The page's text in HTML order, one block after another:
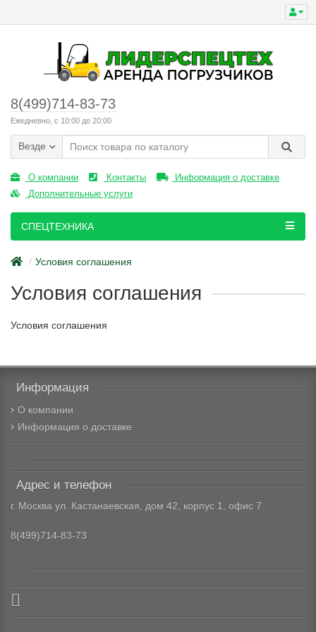
8(499)714-83-73
Ежедневно, с 10:00 до 20:00
Везде
О компании Контакты
Информация о доставке
Дополнительные услуги
СПЕЦТЕХНИКА
Условия соглашения
Условия соглашения
Условия соглашения
Информация
О компании
Информация о доставке
Адрес и телефон
г. Москва ул. Кастанаевская, дом 42, корпус 1, офис 7
8(499)714-83-73